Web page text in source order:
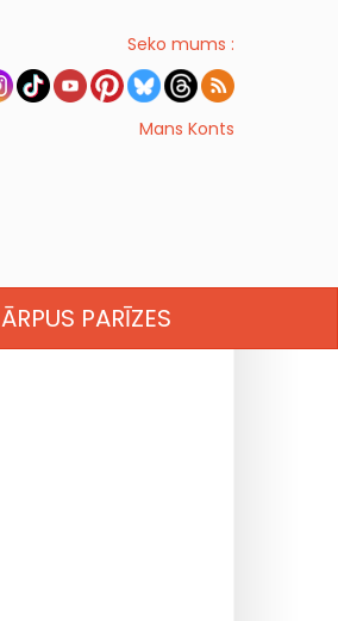
Seko mums :
Mans Konts
ĀRPUS PARĪZES